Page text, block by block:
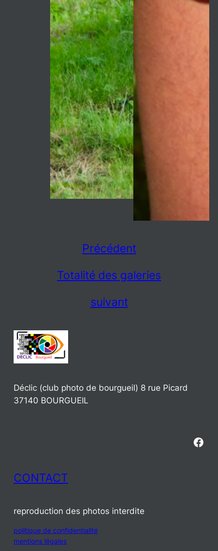
Précédent
Totalité des galeries
suivant
Déclic (club photo de bourgueil) 8 rue Picard
37140 BOURGUEIL
CONTACT
reproduction des photos interdite
politique de confidentialité:
mentions légales: